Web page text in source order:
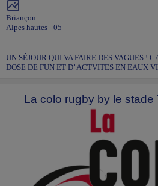
Briançon
Alpes hautes - 05
UN SÉJOUR QUI VA FAIRE DES VAGUES !
DOSE DE FUN ET D’ ACTVITES EN EAUX
La colo rugby by le stade